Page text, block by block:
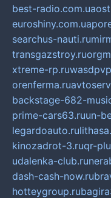
best-radio.com.ua
euroshiny.com.ua
searchus-nauti.ru
transgazstroy.ru
xtreme-rp.ru
orenferma.ru
backstage-682-
prime-cars63.ruun-
legardoauto.ru
kinozadrot-3.ruqr-
udalenka-club.ru
dash-cash-now.ru
hotteygroup.ru